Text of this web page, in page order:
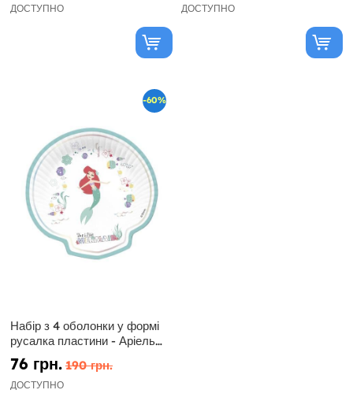
ДОСТУПНО ДОСТУПНО
-60%
Набір з 4 оболонки у формі
русалка пластини - Аріель
під водою
76 грн. 190 грн.
ДОСТУПНО